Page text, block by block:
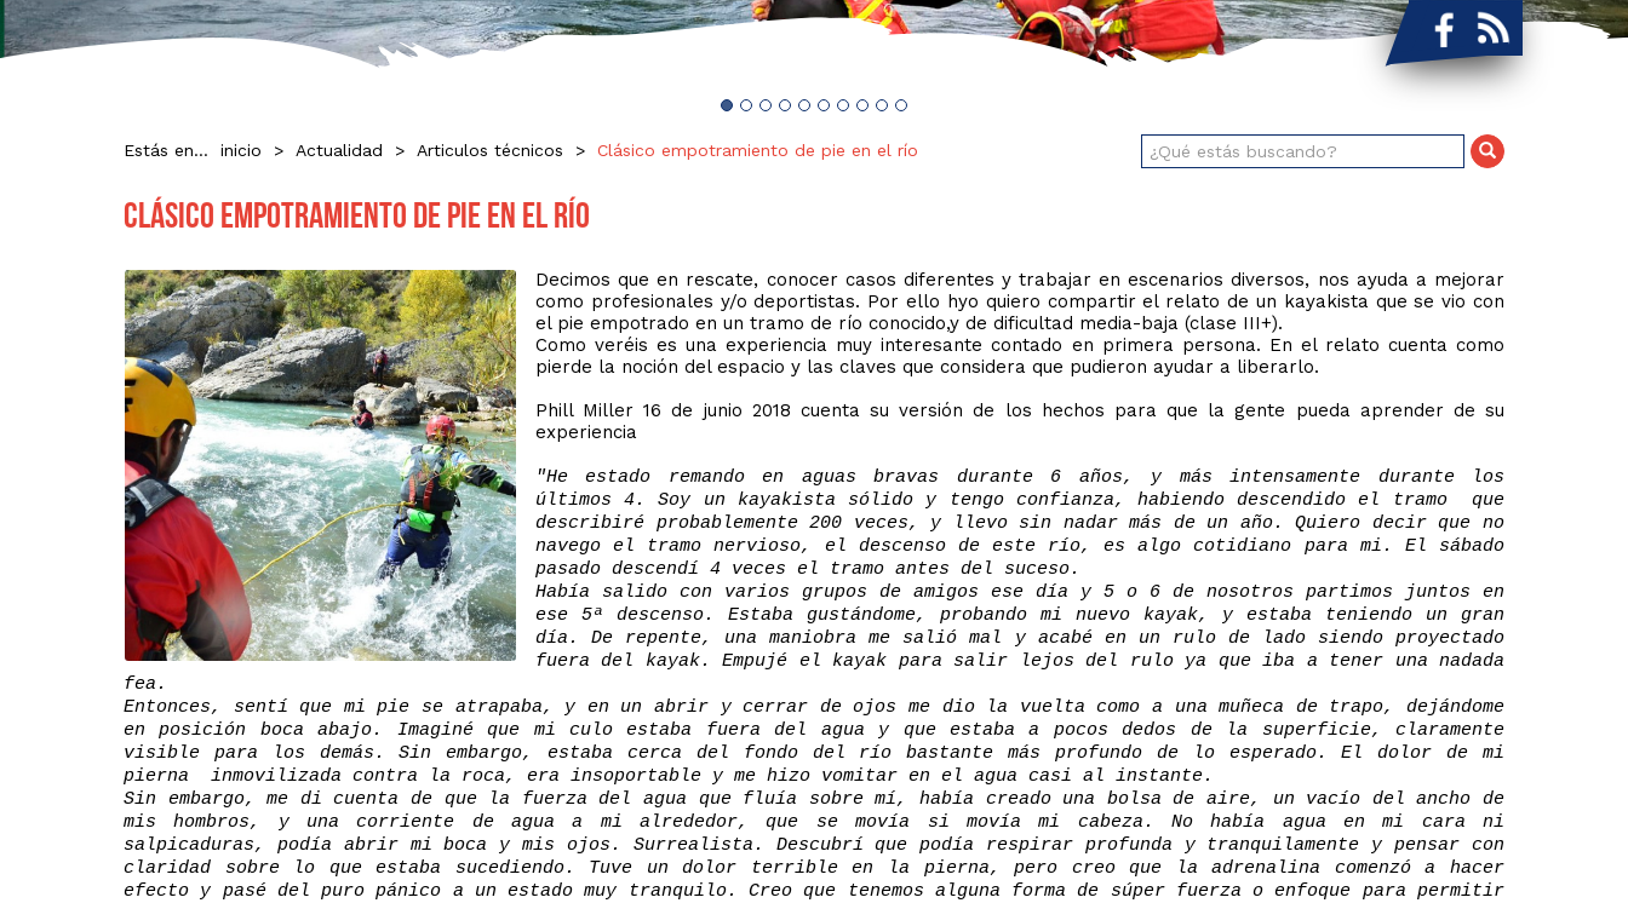
Estás en... inicio > Actualidad > Articulos técnicos > Clásico empotramiento de pie en el río
Clásico empotramiento de pie en el río
Decimos que en rescate, conocer casos diferentes y trabajar en escenarios diversos, nos ayuda a mejorar
como profesionales y/o deportistas. Por ello hyo quiero compartir el relato de un kayakista que se vio con
el pie empotrado en un tramo de río conocido,y de dificultad media-baja (clase III+).
Como veréis es una experiencia muy interesante contado en primera persona. En el relato cuenta como
pierde la noción del espacio y las claves que considera que pudieron ayudar a liberarlo.
Phill Miller 16 de junio 2018 cuenta su versión de los hechos para que la gente pueda aprender de su
experiencia
"He estado remando en aguas bravas durante 6 años, y más intensamente durante los
últimos 4. Soy un kayakista sólido y tengo confianza, habiendo descendido el tramo que
describiré probablemente 200 veces, y llevo sin nadar más de un año. Quiero decir que no
navego el tramo nervioso, el descenso de este río, es algo cotidiano para mi. El sábado
pasado descendí 4 veces el tramo antes del suceso.
Había salido con varios grupos de amigos ese día y 5 o 6 de nosotros partimos juntos en
ese 5ª descenso. Estaba gustándome, probando mi nuevo kayak, y estaba teniendo un gran
día. De repente, una maniobra me salió mal y acabé en un rulo de lado siendo proyectado
fuera del kayak. Empujé el kayak para salir lejos del rulo ya que iba a tener una nadada
fea.
Entonces, sentí que mi pie se atrapaba, y en un abrir y cerrar de ojos me dio la vuelta como a una muñeca de trapo, dejándome
en posición boca abajo. Imaginé que mi culo estaba fuera del agua y que estaba a pocos dedos de la superficie, claramente
visible para los demás. Sin embargo, estaba cerca del fondo del río bastante más profundo de lo esperado. El dolor de mi
pierna inmovilizada contra la roca, era insoportable y me hizo vomitar en el agua casi al instante.
Sin embargo, me di cuenta de que la fuerza del agua que fluía sobre mí, había creado una bolsa de aire, un vacío del ancho de
mis hombros, y una corriente de agua a mi alrededor, que se movía si movía mi cabeza. No había agua en mi cara ni
salpicaduras, podía abrir mi boca y mis ojos. Surrealista. Descubrí que podía respirar profunda y tranquilamente y pensar con
claridad sobre lo que estaba sucediendo. Tuve un dolor terrible en la pierna, pero creo que la adrenalina comenzó a hacer
efecto y pasé del puro pánico a un estado muy tranquilo. Creo que tenemos alguna forma de súper fuerza o enfoque para permitir